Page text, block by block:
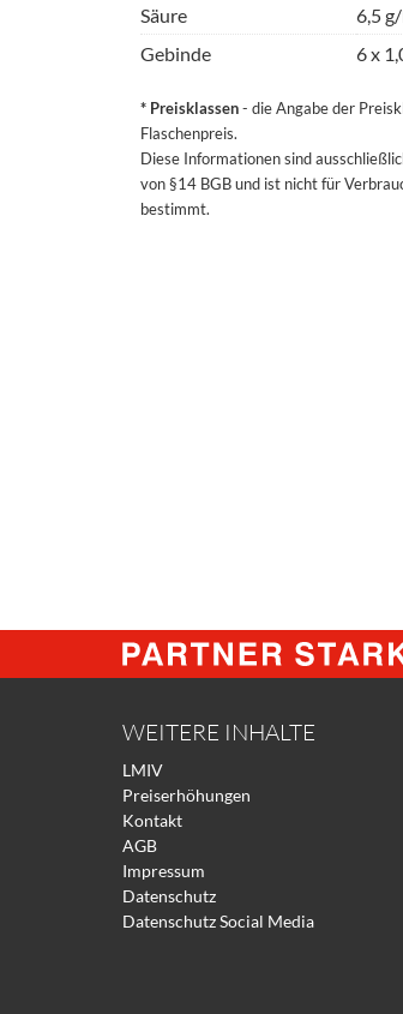
Säure
6,5
Gebinde
6 x
* Preisklassen- die Angabe der
Flaschenpreis.
Diese Informationen sind
von §14 BGB und ist nicht für
bestimmt.
WEITERE INHALTE
LMIV
Preiserhöhungen
Kontakt
AGB
Impressum
Datenschutz
Datenschutz Social Media